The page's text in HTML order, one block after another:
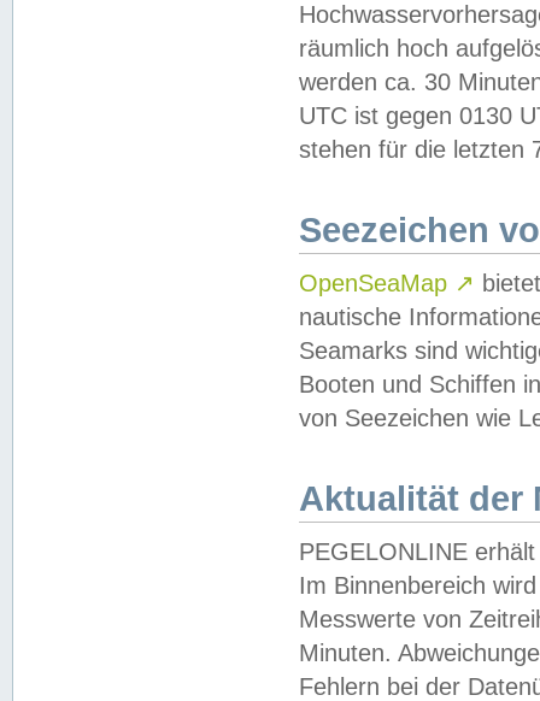
räumlich hoch
werden ca. 30
UTC ist gegen 0130
stehen für die letzten
Seezeichen
OpenSeaMap ↗
nautische
Seamarks sind
Booten und Schiffen
von Seezeichen wie
Aktualität der
PEGELONLINE
Im Binnenbereich
Messwerte von
Minuten.
Fehlern bei der